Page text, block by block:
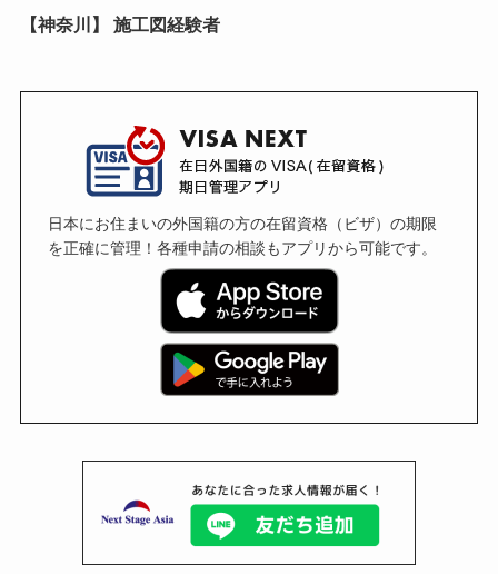
【神奈川】 施工図経験者
日本にお住まいの外国籍の方の在留資格（ビザ）の期限
を正確に管理！各種申請の相談もアプリから可能です。